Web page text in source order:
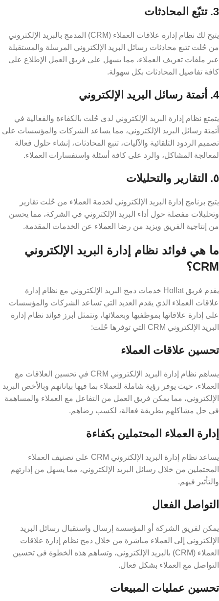
3. تتبّع المحادثات
يتيح لك نظام إدارة علاقات العملاء (CRM) المدمج بالبريد الإلكتروني
من حُلت تتبع محادثات رسائل البريد الإلكتروني المرسلة والمستقبلة
عبر ملفات تعريف العملاء، مما يسهل على فريق العمل الإطلاع على
كافة تفاصيل المحادثات بكل سهولة.
4. أتمتة رسائل البريد الإلكتروني
يتمتع نظام إدارة البريد الإلكتروني لدى حُلت بالكفاءة والفعالية في
أتمتة رسائل البريد الإلكتروني، مما يساعد الشركات والمؤسسات على
تصميم الردود التلقائية والآليات، تتبع المحادثات، إنشاء حلول فعالة
لمعالجة المشاكل، والرد على كافة أسئلة واستفسارات العملاء.
٥. التقارير والتحليلات
يتيح برنامج إدارة البريد الإلكتروني لخدمة العملاء من حُلت تقارير
وتحليلات مفصلة حول أداء البريد الإلكتروني في الشركة، مما يحسن
من إنتاجية الفريق ويزيد من رضا العملاء عن الخدمات المقدمة.
ما هي فوائد نظام إدارة البريد الإلكتروني
CRM؟
يقدم فريق Hollat خدمات دمج البريد الإلكتروني مع نظام إدارة
علاقات العملاء الذي يقدم العديد التي تساعد الشركات والمؤسسات
على إدارة علاقاتها بموظفيها وبعملائها، وتتمثل أبرز فوائد نظام إدارة
البريد الإلكتروني CRM التي توفرها حُلت:
تحسين علاقات العملاء
يساهم نظام إدارة البريد الإلكتروني CRM في تحسين العلاقات مع
العملاء، حيث يوفر رؤية شاملة للعملاء بما فيها بياناتهم وبالأخص البريد
الإلكتروني، مما يمكن فريق العمل من التفاعل مع العملاء والمساهمة
في حل مشاكلهم بطريقة فعالة، لكسب رضاهم.
إدارة العملاء المحتملين بكفاءة
يساعد نظام إدارة البريد الإلكتروني CRM على تصنيف العملاء
المحتملين من خلال رسائل البريد الإلكتروني، مما يسهل من إدارتهم
والتأثير فيهم.
التواصل الفعال
يمكن لفريق الشركة أو المؤسسة إرسال واستقبال رسائل البريد
الإلكتروني إلى العملاء مباشرة من خلال دمج نظام إدارة علاقات
العملاء (CRM) بالبريد الإلكتروني، وتساهم هذه الخطوة في تحسين
التواصل مع العملاء بشكل فعال.
تحسين عمليات المبيعات